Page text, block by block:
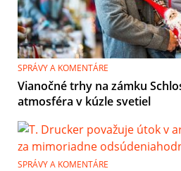
SPRÁVY A KOMENTÁRE
Vianočné trhy na zámku
atmosféra v kúzle svetiel
SPRÁVY A KOMENTÁRE